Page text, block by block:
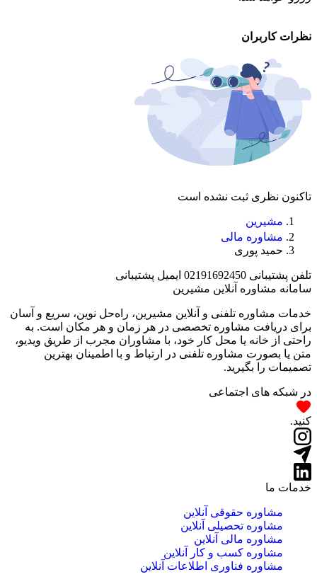
نظرات کاربران
تاکنون نظری ثبت نشده است
مشیرین
مشاوره مالی
حمید پوری
تلفن پشتیبانی 02191692450 ایمیل پشتیبانی
سامانه مشاوره آنلاین مشیرین
خدمات مشاوره تلفنی و آنلاین مشیرین، راه‌‌حل نوین، سریع و آسان
برای دریافت مشاوره تخصصی در هر زمان و هر مکان است. به
راحتی از خانه یا محل کار خود، با مشاوران مجرب از طریق ویدیو،
متن یا بصورت مشاوره تلفنی در ارتباط و با اطمینان بهترین
تصمیمات را بگیرید.
در شبکه های اجتماعی
کنید.
خدمات ما
مشاوره حقوقی آنلاین
مشاوره تحصیلی آنلاین
مشاوره مالی آنلاین
مشاوره کسب و کار آنلاین
مشاوره فناوری اطلاعات آنلاین